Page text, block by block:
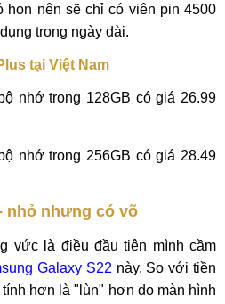
hon nên sẽ chỉ có viên pin 4500
trong ngày dài.
tại Việt Nam
nhớ trong 128GB có giá 26.99
nhớ trong 256GB có giá 28.49
nhỏ nhưng có võ
vức là điều đầu tiên mình cầm
Galaxy S22 này. So với tiền
hơn là "lùn" hơn do màn hình